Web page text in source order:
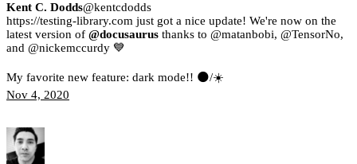
Kent C. Dodds@kentcdodds
https://testing-library.com just got a nice update! We're now on the
latest version of @docusaurus thanks to @matanbobi, @TensorNo,
and @nickemccurdy 💙
My favorite new feature: dark mode!! 🌑/☀️
Nov 4, 2020